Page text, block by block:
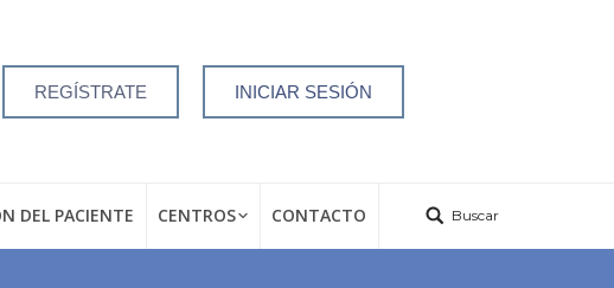
REGÍSTRATE INICIAR SESIÓN
DEL PACIENTE CENTROS CONTACTO Buscar